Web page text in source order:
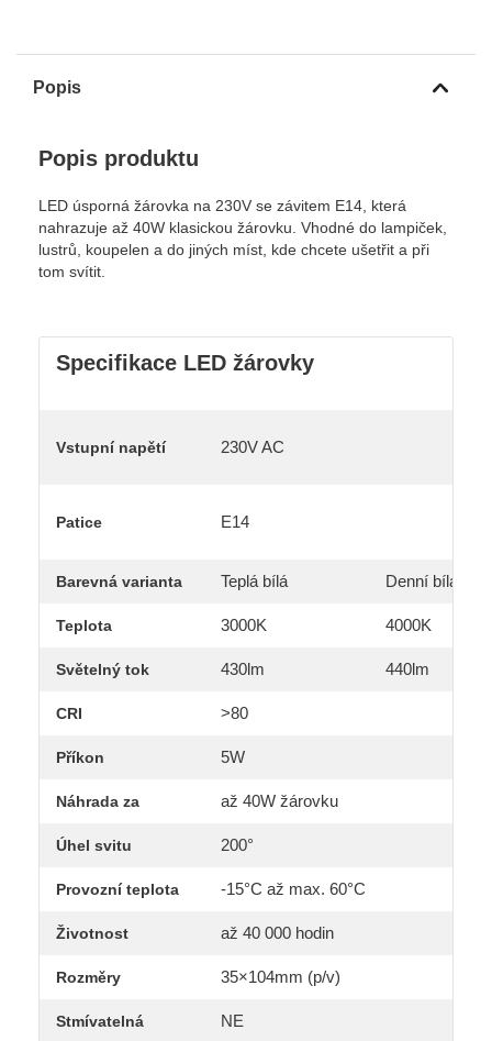
Popis
Popis produktu
LED úsporná žárovka na 230V se závitem E14, která
nahrazuje až 40W klasickou žárovku. Vhodné do lampiček,
lustrů, koupelen a do jiných míst, kde chcete ušetřit a při
tom svítit.
Specifikace LED žárovky
Vstupní napětí 230V AC
Patice E14
Barevná varianta Teplá bílá Denní bílá
Teplota 3000K 4000K
Světelný tok 430lm 440lm
CRI >80
Příkon 5W
Náhrada za až 40W žárovku
Úhel svitu 200°
Provozní teplota -15°C až max. 60°C
Životnost až 40 000 hodin
Rozměry 35×104mm (p/v)
Stmívatelná NE